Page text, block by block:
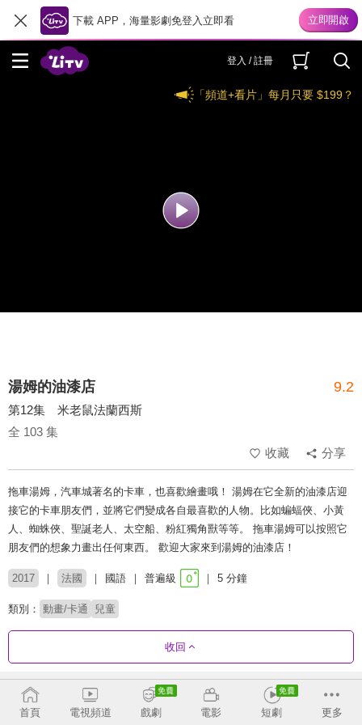
下載 APP，海量影劇免登入立即看
登入 / 註冊
「頻道+看片」每月只要 $199？
湯姆的油漆店 9.2
第12集 米老鼠法蘭西斯
全 103 集
收藏
分享
拖車湯姆，汽車城著名的卡車，也喜歡繪畫哦！ 湯姆在它全新的油漆店迎
接它的卡車朋友們，並將它們變成各自最喜歡的人物。比如蝙蝠俠、小黃
人、蜘蛛俠、聖誕老人、太空船、粉紅獨角獸等等。 拖車湯姆可以按照它
朋友們的想象力畫出任何東西。 歡迎大家來到湯姆的油漆店！
2017 法國 國語 普遍級 5 分鐘
類別： 動畫/卡通 兒童
收回
劇集列表 正序
首頁 電視頻道 戲劇 電影 短劇 更多